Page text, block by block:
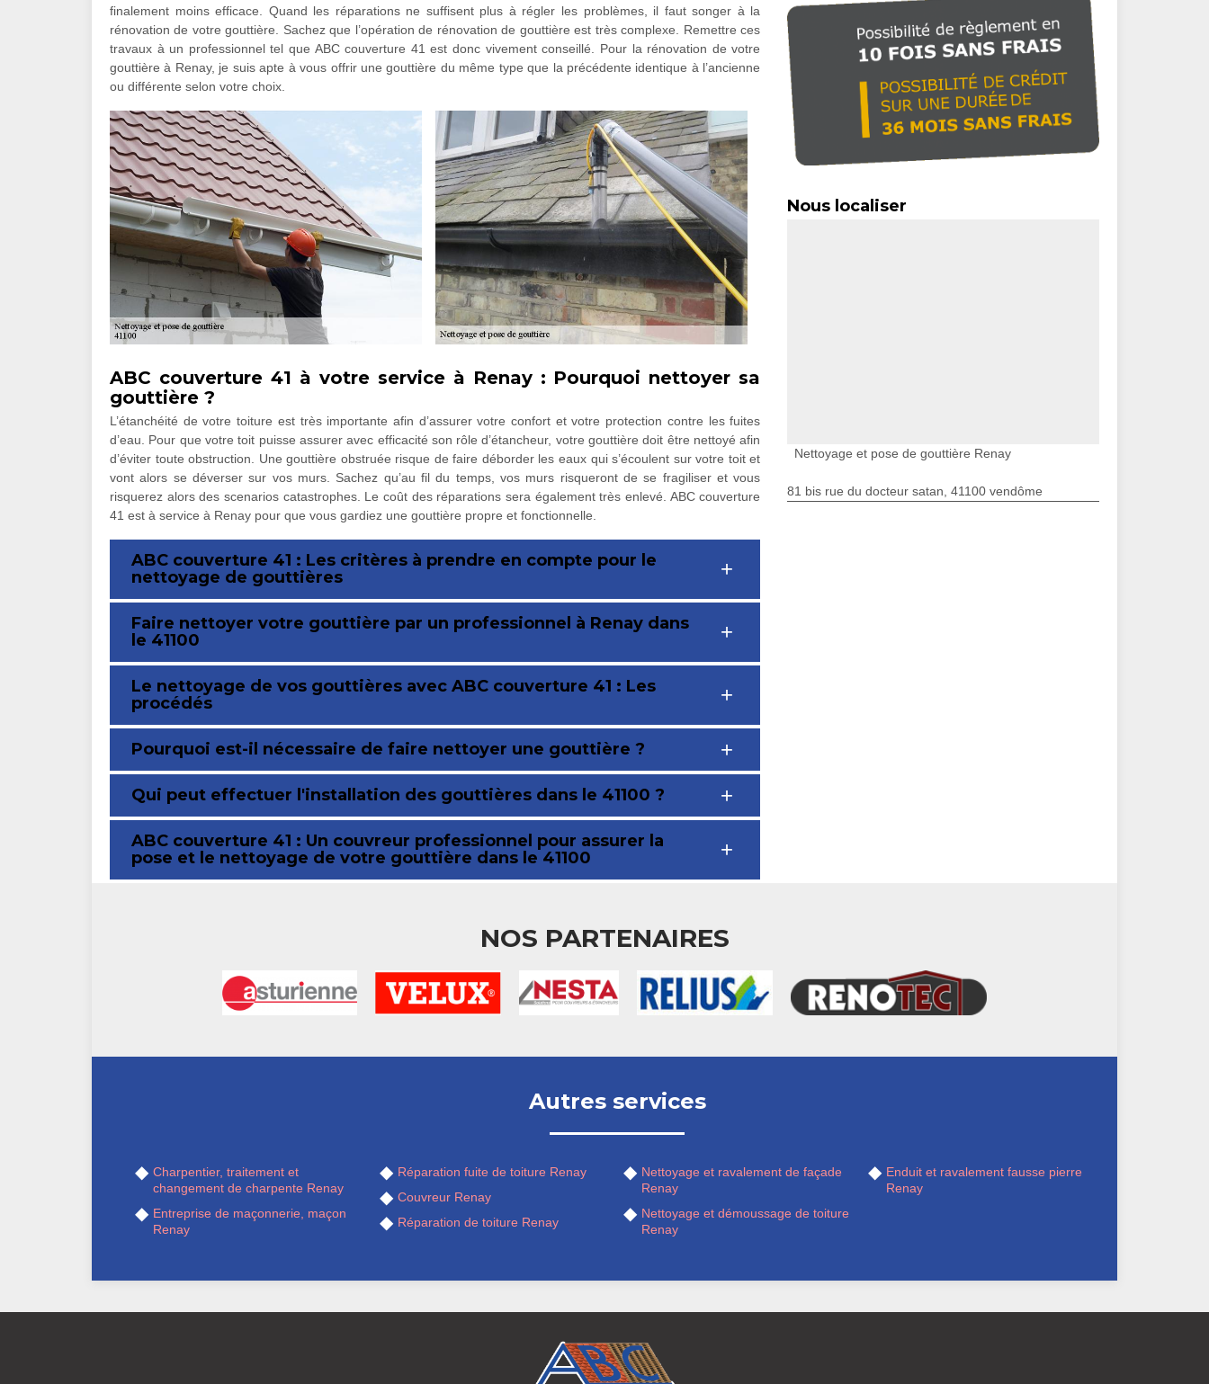
finalement moins efficace. Quand les réparations ne suffisent plus à régler les problèmes, il faut songer à la
rénovation de votre gouttière. Sachez que l’opération de rénovation de gouttière est très complexe. Remettre ces
travaux à un professionnel tel que ABC couverture 41 est donc vivement conseillé. Pour la rénovation de votre
gouttière à Renay, je suis apte à vous offrir une gouttière du même type que la précédente identique à l’ancienne
ou différente selon votre choix.
ABC couverture 41 à votre service à Renay : Pourquoi nettoyer sa
gouttière ?
L’étanchéité de votre toiture est très importante afin d’assurer votre confort et votre protection contre les fuites
d’eau. Pour que votre toit puisse assurer avec efficacité son rôle d’étancheur, votre gouttière doit être nettoyé afin
d’éviter toute obstruction. Une gouttière obstruée risque de faire déborder les eaux qui s’écoulent sur votre toit et
vont alors se déverser sur vos murs. Sachez qu’au fil du temps, vos murs risqueront de se fragiliser et vous
risquerez alors des scenarios catastrophes. Le coût des réparations sera également très enlevé. ABC couverture
41 est à service à Renay pour que vous gardiez une gouttière propre et fonctionnelle.
ABC couverture 41 : Les critères à prendre en compte pour le
nettoyage de gouttières
Faire nettoyer votre gouttière par un professionnel à Renay dans
le 41100
Le nettoyage de vos gouttières avec ABC couverture 41 : Les
procédés
Pourquoi est-il nécessaire de faire nettoyer une gouttière ?
Qui peut effectuer l'installation des gouttières dans le 41100 ?
ABC couverture 41 : Un couvreur professionnel pour assurer la
pose et le nettoyage de votre gouttière dans le 41100
Nous localiser
Nettoyage et pose de gouttière Renay
81 bis rue du docteur satan, 41100 vendôme
NOS PARTENAIRES
Autres services
Charpentier, traitement et
changement de charpente Renay
Entreprise de maçonnerie, maçon
Renay
Réparation fuite de toiture Renay
Couvreur Renay
Réparation de toiture Renay
Nettoyage et ravalement de façade
Renay
Nettoyage et démoussage de toiture
Renay
Enduit et ravalement fausse pierre
Renay